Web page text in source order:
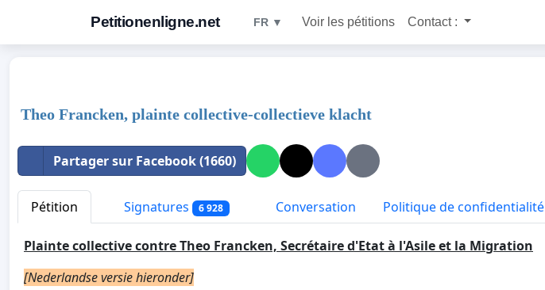
Petitionenligne.net FR ▼ Voir les pétitions Contact :
Theo Francken, plainte collective-collectieve klacht
Partager sur Facebook (1660)
Pétition Signatures 6 928 Conversation Politique de confidentialité
Plainte collective contre Theo Francken, Secrétaire d'Etat à l'Asile et la Migration
[Nederlandse versie hieronder]